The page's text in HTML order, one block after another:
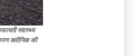
स्वास्थ्य
क्लीनिक की